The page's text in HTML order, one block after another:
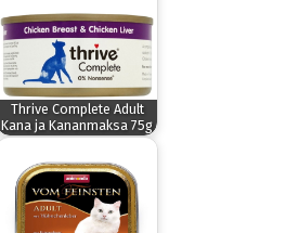
Thrive Complete Adult
Kana ja Kananmaksa 75g